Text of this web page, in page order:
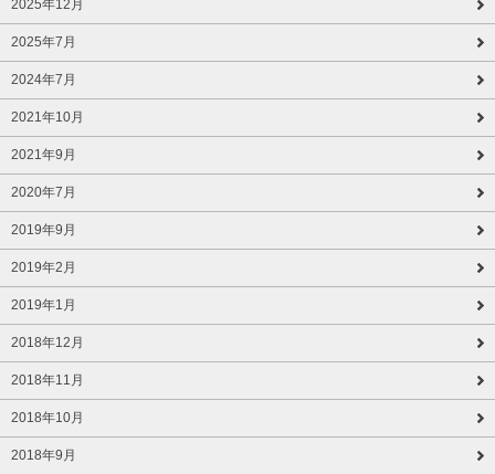
2025年12月
2025年7月
2024年7月
2021年10月
2021年9月
2020年7月
2019年9月
2019年2月
2019年1月
2018年12月
2018年11月
2018年10月
2018年9月